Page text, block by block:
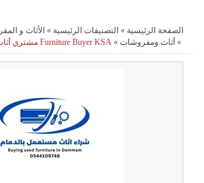
الصفحة الرئيسية » التصنيفات الرئيسية » الأثاث و
» أثاث ومفروشات » Furniture Buyer KSA مشتري أثاث